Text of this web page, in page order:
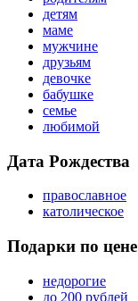
детям
маме
мужчине
друзьям
девочке
бабушке
семье
любимой
Дата Рождества
православное
католическое
Подарки по цене
недорогие
до 200 рублей